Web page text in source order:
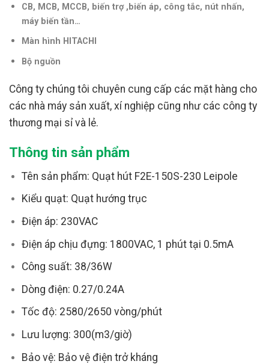
CB, MCB, MCCB, biến trợ ,biến áp, công tắc, nút nhấn,
máy biến tần…
Màn hình HITACHI
Bộ nguồn
Công ty chúng tôi chuyên cung cấp các mặt hàng cho
các nhà máy sản xuất, xí nghiệp cũng như các công ty
thương mại sỉ và lẻ.
Thông tin sản phẩm
Tên sản phẩm: Quạt hút F2E-150S-230 Leipole
Kiểu quạt: Quạt hướng trục
Điện áp: 230VAC
Điện áp chịu đựng: 1800VAC, 1 phút tại 0.5mA
Công suất: 38/36W
Dòng điện: 0.27/0.24A
Tốc độ: 2580/2650 vòng/phút
Lưu lượng: 300(m3/giờ)
Bảo vệ: Bảo vệ điện trở kháng